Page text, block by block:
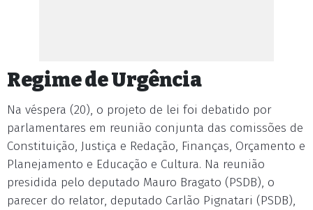
Regime de Urgência
Na véspera (20), o projeto de lei foi debatido por
parlamentares em reunião conjunta das comissões de
Constituição, Justiça e Redação, Finanças, Orçamento e
Planejamento e Educação e Cultura. Na reunião
presidida pelo deputado Mauro Bragato (PSDB), o
parecer do relator, deputado Carlão Pignatari (PSDB),